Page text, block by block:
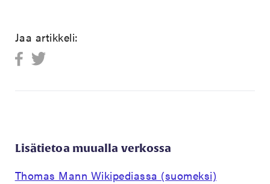
Jaa artikkeli:
Lisätietoa muualla verkossa
Thomas Mann Wikipediassa (suomeksi)